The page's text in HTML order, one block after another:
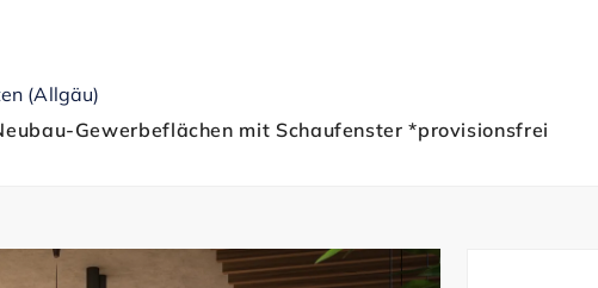
(Allgäu)
Gewerbeflächen mit Schaufenster *provisionsfrei